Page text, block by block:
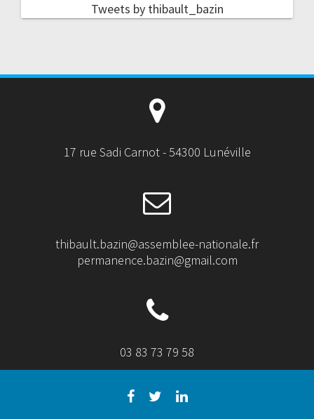
Tweets by thibault_bazin
17 rue Sadi Carnot - 54300 Lunéville
thibault.bazin@assemblee-nationale.fr
permanence.bazin@gmail.com
03 83 73 79 58